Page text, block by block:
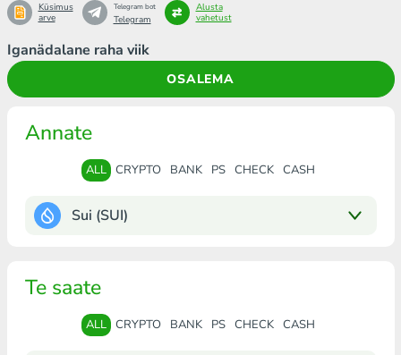
Iganädalane raha viik
OSALEMA
Küsimus
arve
Telegram bot
Telegram
Alusta
vahetust
Annate
ALL CRYPTO BANK PS CHECK CASH
Sui (SUI)
Te saate
ALL CRYPTO BANK PS CHECK CASH